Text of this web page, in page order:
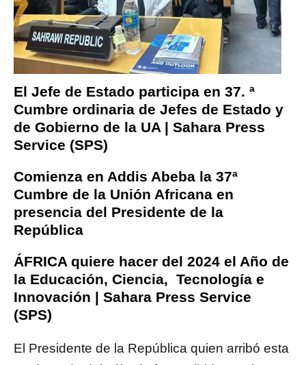
El Jefe de Estado participa en 37. ª
Cumbre ordinaria de Jefes de Estado y
de Gobierno de la UA | Sahara Press
Service (SPS)
Comienza en Addis Abeba la 37ª
Cumbre de la Unión Africana en
presencia del Presidente de la
República
ÁFRICA quiere hacer del 2024 el Año de
la Educación, Ciencia, Tecnología e
Innovación | Sahara Press Service
(SPS)
El Presidente de la República quien arribó esta